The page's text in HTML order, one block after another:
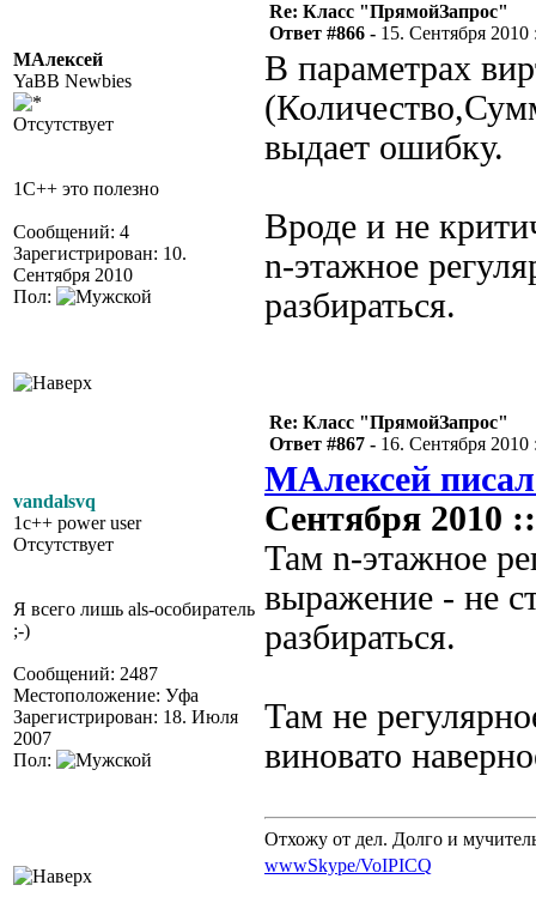
МАлексей
YaBB Newbies
Отсутствует
1C++ это полезно
Сообщений: 4
Зарегистрирован: 10.
Сентября 2010
Пол:
Re: Класс "ПрямойЗапрос"
Ответ #866 - 15. Сентября 2010
В параметрах
выдает ошибку.
Вроде и не
n-этажное
разбираться.
vandalsvq
1c++ power user
Отсутствует
Я всего лишь als-особиратель
;-)
Сообщений: 2487
Местоположение: Уфа
Зарегистрирован: 18. Июля
2007
Пол:
Re: Класс "ПрямойЗапрос"
Ответ #867 - 16. Сентября 2010
МАлексей
Сентября 2010
Там n-этажное
выражение - не
разбираться.
Там не
виновато
Отхожу от дел. Долго и
wwwSkype/VoIPICQ